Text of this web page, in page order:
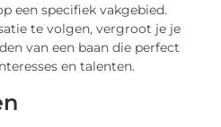
een specifiek vakgebied.
te volgen, vergroot je je
van een baan die perfect
en talenten.